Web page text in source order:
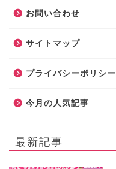
お問い合わせ
サイトマップ
プライバシーポリシー
今月の人気記事
最新記事